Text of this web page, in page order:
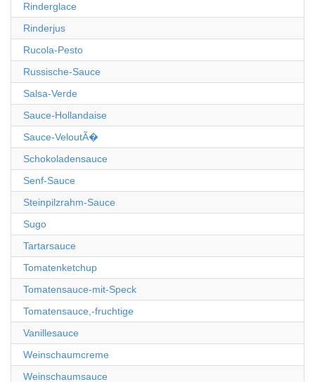
Rinderglace
Rinderjus
Rucola-Pesto
Russische-Sauce
Salsa-Verde
Sauce-Hollandaise
Sauce-VeloutÃ�
Schokoladensauce
Senf-Sauce
Steinpilzrahm-Sauce
Sugo
Tartarsauce
Tomatenketchup
Tomatensauce-mit-Speck
Tomatensauce,-fruchtige
Vanillesauce
Weinschaumcreme
Weinschaumsauce